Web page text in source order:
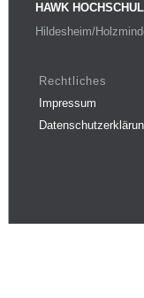
HAWK
Hildesheim/
Rechtliches
Impressum